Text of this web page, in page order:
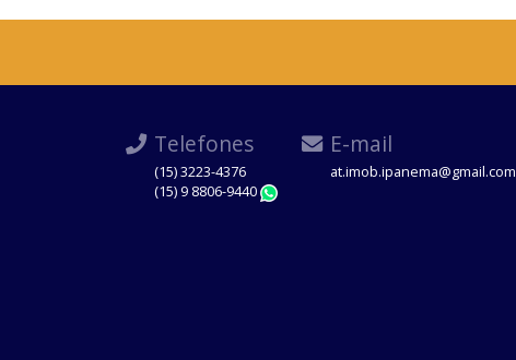
Telefones
(15) 3223-4376
(15) 9 8806-9440
E-mail
at.imob.ipanema@gmail.com